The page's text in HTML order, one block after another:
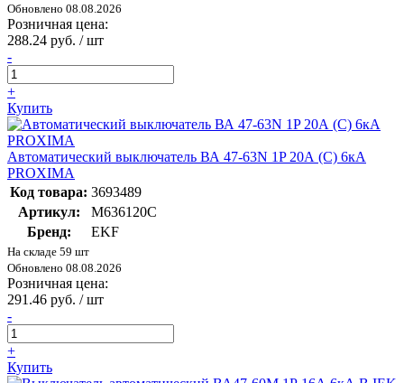
Обновлено 08.08.2026
Розничная цена:
288.24 руб. / шт
-
+
Купить
Автоматический выключатель ВА 47-63N 1P 20А (C) 6кА
PROXIMA
Код товара: 3693489
Артикул:
M636120C
Бренд:
EKF
На складе 59 шт
Обновлено 08.08.2026
Розничная цена:
291.46 руб. / шт
-
+
Купить